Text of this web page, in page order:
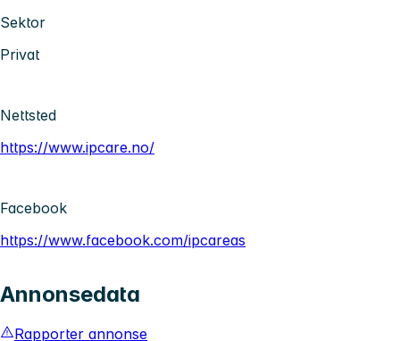
Sektor
Privat
Nettsted
https://www.ipcare.no/
Facebook
https://www.facebook.com/ipcareas
Annonsedata
Rapporter annonse